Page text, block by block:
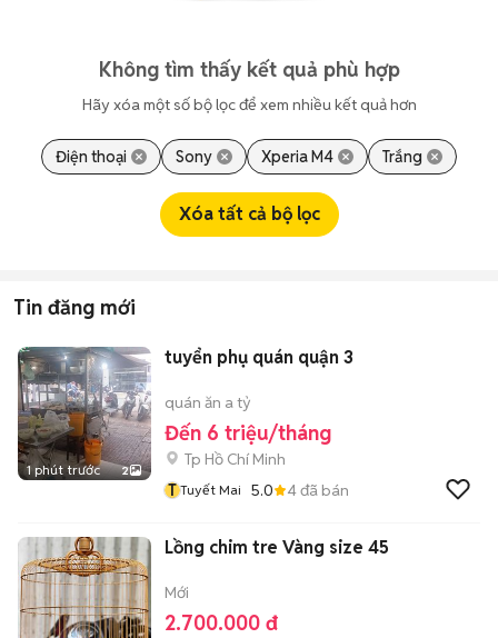
Không tìm thấy kết quả phù hợp
Hãy xóa một số bộ lọc để xem nhiều kết quả hơn
Điện thoại Sony Xperia M4 Trắng
Xóa tất cả bộ lọc
Tin đăng mới
1 phút trước 2
tuyển phụ quán quận 3
quán ăn a tỷ
Đến 6 triệu/tháng
Tp Hồ Chí Minh
T Tuyết Mai 5.0 4đã bán
Lồng chim tre Vàng size 45
Mới
2.700.000 đ